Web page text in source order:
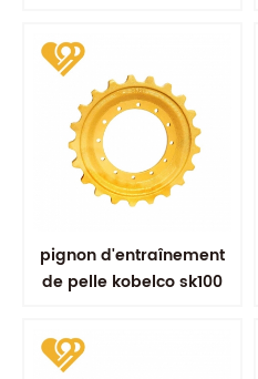
pignon d'entraînement
de pelle kobelco sk100
rechange de train de